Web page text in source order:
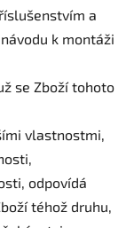
a
k montáži
se Zboží tohoto
vlastnostmi,
odpovídá
téhož druhu,